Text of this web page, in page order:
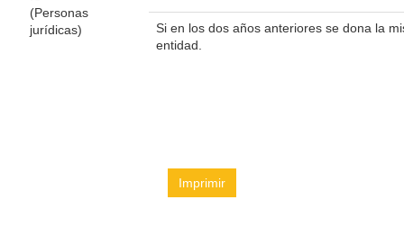
(Personas
jurídicas)
Si en los dos años anteriores se dona la
entidad.
Imprimir